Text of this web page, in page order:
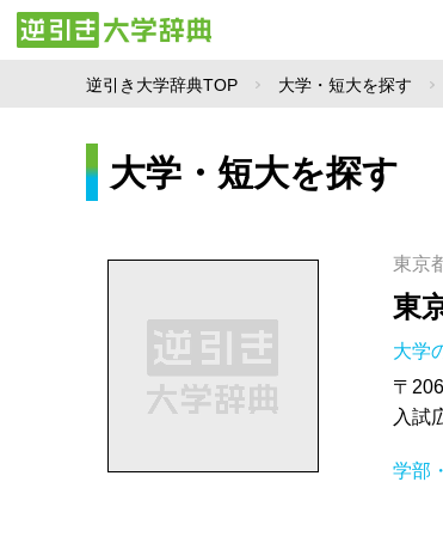
逆引き大学辞典TOP 大学・短大を探す
大学・短大を探す
東京
東
大学
〒
入試
学部